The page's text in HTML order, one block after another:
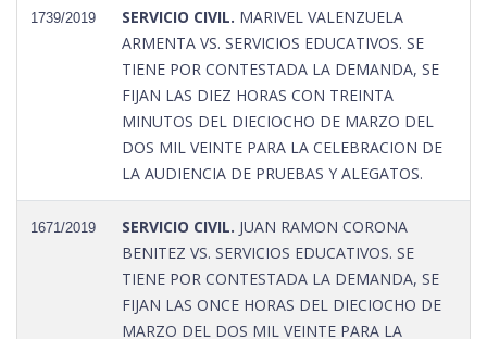
1739/2019 SERVICIO CIVIL. MARIVEL VALENZUELA
ARMENTA VS. SERVICIOS EDUCATIVOS. SE
TIENE POR CONTESTADA LA DEMANDA, SE
FIJAN LAS DIEZ HORAS CON TREINTA
MINUTOS DEL DIECIOCHO DE MARZO DEL
DOS MIL VEINTE PARA LA CELEBRACION DE
LA AUDIENCIA DE PRUEBAS Y ALEGATOS.
1671/2019 SERVICIO CIVIL. JUAN RAMON CORONA
BENITEZ VS. SERVICIOS EDUCATIVOS. SE
TIENE POR CONTESTADA LA DEMANDA, SE
FIJAN LAS ONCE HORAS DEL DIECIOCHO DE
MARZO DEL DOS MIL VEINTE PARA LA